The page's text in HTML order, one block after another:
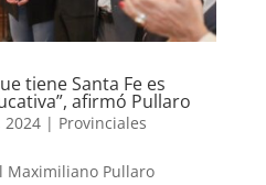
tiene Santa Fe es
afirmó Pullaro
2024| Provinciales
Maximiliano Pullaro